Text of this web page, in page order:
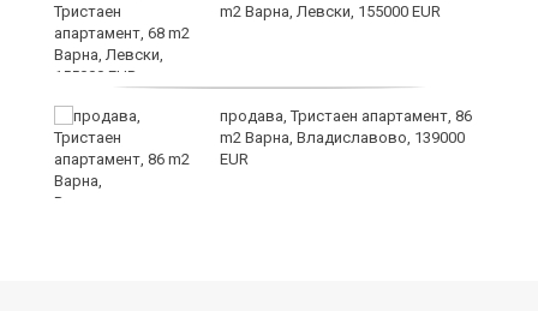
m2 Варна, Левски, 155000 EUR
продава, Тристаен апартамент, 86
m2 Варна, Владиславово, 139000
EUR